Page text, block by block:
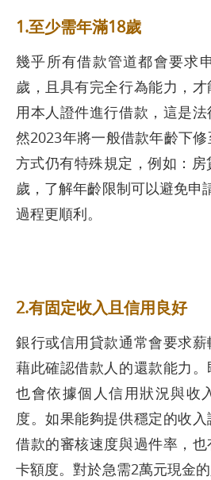
1.至少需年滿18歲
幾乎所有借款管道都會要求
歲，且具有完全行為能力，
用本人證件進行借款，這是
然2023年將一般借款年齡下
方式仍有特殊規定，例如：
歲，了解年齡限制可以避免申
過程更順利。
2.有固定收入且信用良好
銀行或信用貸款通常會要求薪
藉此確認借款人的還款能力。
也會依據個人信用狀況與收
度。如果能夠提供穩定的收
借款的審核速度與過件率，
卡額度。對於急需2萬元現金